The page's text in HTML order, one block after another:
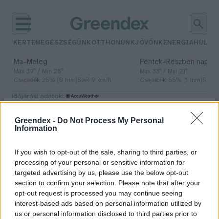
Greendex - Do Not Process My Personal
Information
If you wish to opt-out of the sale, sharing to third parties, or
processing of your personal or sensitive information for
targeted advertising by us, please use the below opt-out
section to confirm your selection. Please note that after your
opt-out request is processed you may continue seeing
interest-based ads based on personal information utilized by
us or personal information disclosed to third parties prior to
KERTEM EGÉSZSÉGÜNK OTTHONUNKJÖVŐNK ENERGIA
Ma– Meleg
Max 39° / Min 25°
Csapadék: 25% (0 mm)Szél: 9 km/h
Péntek– Részben
Max 33° / Min 21°
Csapadék: 55% (1 mm)Szél:
időjárási adatok:
influenszer
Nevezhetők klímabűnözőnek az
értelmetlenül pazarló celebek?
Greendex Szemle